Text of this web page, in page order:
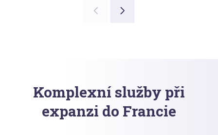
Komplexní služby při
expanzi do Francie